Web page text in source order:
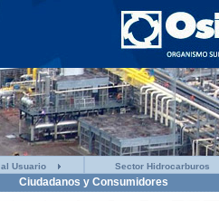
Usuario Sector Hidrocarburos
Ciudadanos y Consumidores